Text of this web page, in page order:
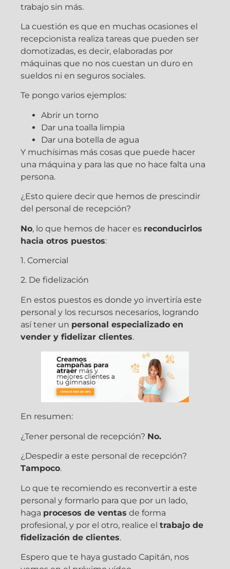
trabajo sin más.
La cuestión es que en muchas ocasiones el
recepcionista realiza tareas que pueden ser
domotizadas, es decir, elaboradas por
máquinas que no nos cuestan un duro en
sueldos ni en seguros sociales.
Te pongo varios ejemplos:
Abrir un torno
Dar una toalla limpia
Dar una botella de agua
Y muchísimas más cosas que puede hacer
una máquina y para las que no hace falta una
persona.
¿Esto quiere decir que hemos de prescindir
del personal de recepción?
No, lo que hemos de hacer es reconducirlos
hacia otros puestos:
1. Comercial
2. De fidelización
En estos puestos es donde yo invertiría este
personal y los recursos necesarios, logrando
así tener un personal especializado en
vender y fidelizar clientes.
En resumen:
¿Tener personal de recepción? No.
¿Despedir a este personal de recepción?
Tampoco.
Lo que te recomiendo es reconvertir a este
personal y formarlo para que por un lado,
haga procesos de ventas de forma
profesional, y por el otro, realice el trabajo de
fidelización de clientes.
Espero que te haya gustado Capitán, nos